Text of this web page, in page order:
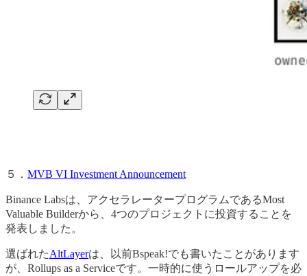
５． MVB VI Investment Announcement
Binance Labsは、アクセラレータープログラムであるMost
Valuable Builderから、4つのプロジェクトに投資することを
発表しました。
選ばれたAltLayerは、以前Bspeak!でも書いたことがあります
が、Rollups as a Serviceです。一時的に使うロールアップを必